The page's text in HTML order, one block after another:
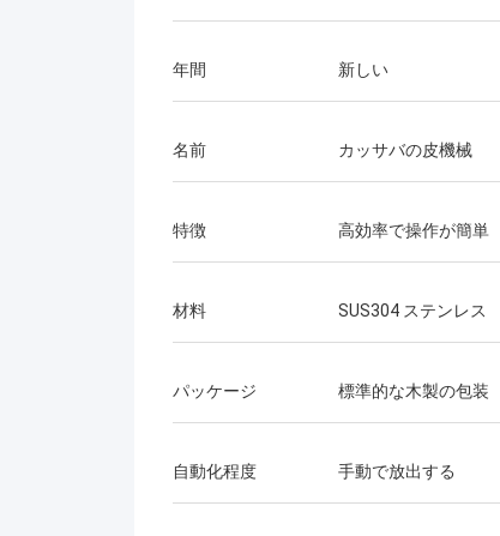
年間 新しい
名前 カッサバの皮機械
特徴 高効率で操作が簡単
材料 SUS304 ステンレス
パッケージ 標準的な木製の包装
自動化程度 手動で放出する